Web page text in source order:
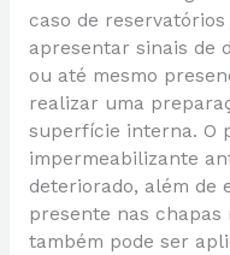
caso de
apresentar sinais de
ou até mesmo
realizar uma
superfície interna. O
impermeabilizante
deteriorado, além de
presente nas chapas
também pode ser